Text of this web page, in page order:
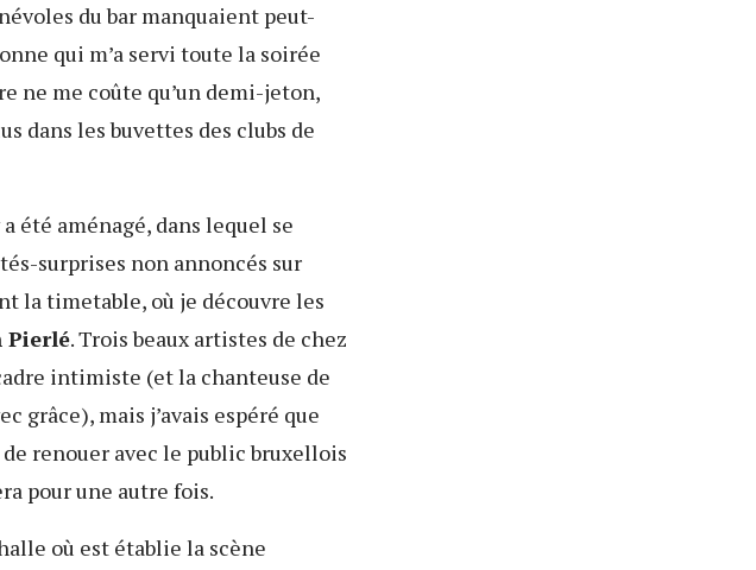
du bar manquaient peut-
qui m’a servi toute la soirée
ne me coûte qu’un demi-jeton,
dans les buvettes des clubs de
été aménagé, dans lequel se
surprises non annoncés sur
la timetable, où je découvre les
Pierlé. Trois beaux artistes de chez
intimiste (et la chanteuse de
grâce), mais j’avais espéré que
de renouer avec le public bruxellois
pour une autre fois.
où est établie la scène